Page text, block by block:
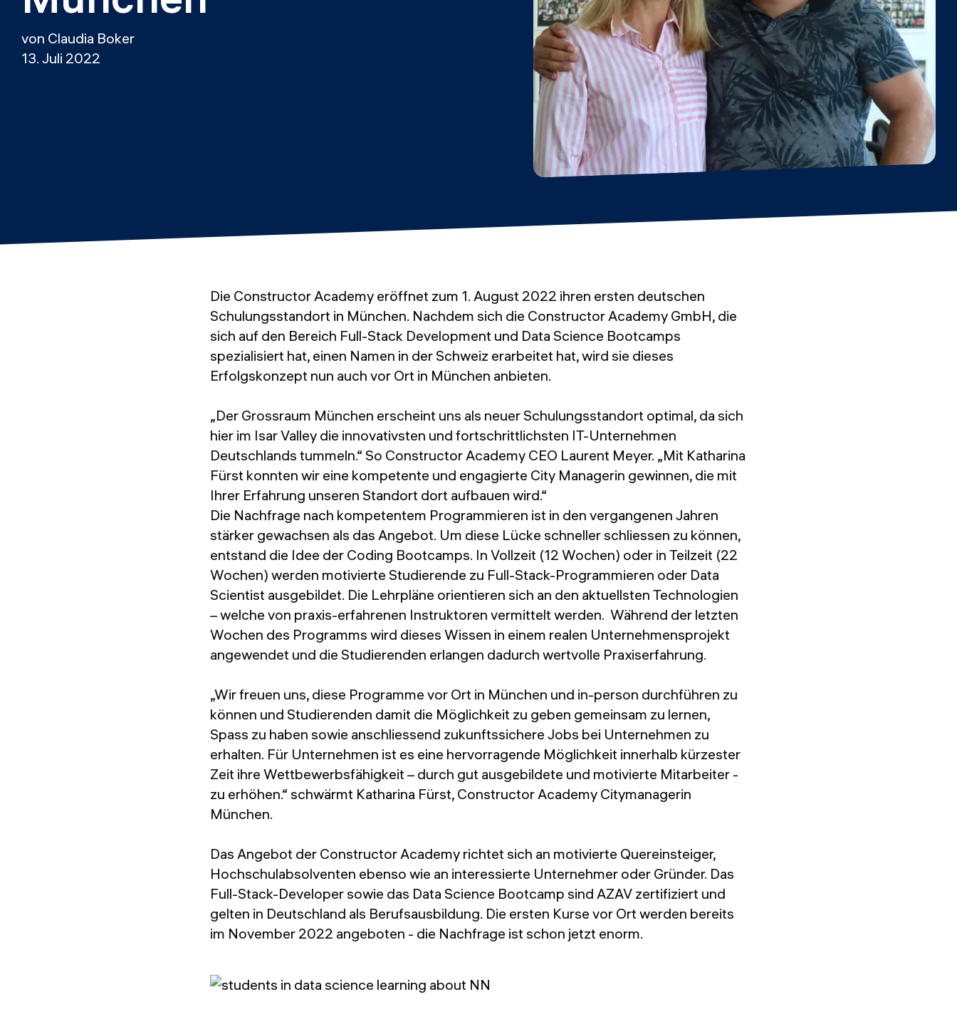
von Claudia Boker
13. Juli 2022
Die Constructor Academy eröffnet zum 1. August 2022 ihren ersten deutschen
Schulungsstandort in München. Nachdem sich die Constructor Academy GmbH, die
sich auf den Bereich Full-Stack Development und Data Science Bootcamps
spezialisiert hat, einen Namen in der Schweiz erarbeitet hat, wird sie dieses
Erfolgskonzept nun auch vor Ort in München anbieten.
„Der Grossraum München erscheint uns als neuer Schulungsstandort optimal, da sich
hier im Isar Valley die innovativsten und fortschrittlichsten IT-Unternehmen
Deutschlands tummeln.“ So Constructor Academy CEO Laurent Meyer. „Mit Katharina
Fürst konnten wir eine kompetente und engagierte City Managerin gewinnen, die mit
Ihrer Erfahrung unseren Standort dort aufbauen wird.“
Die Nachfrage nach kompetentem Programmieren ist in den vergangenen Jahren
stärker gewachsen als das Angebot. Um diese Lücke schneller schliessen zu können,
entstand die Idee der Coding Bootcamps. In Vollzeit (12 Wochen) oder in Teilzeit (22
Wochen) werden motivierte Studierende zu Full-Stack-Programmieren oder Data
Scientist ausgebildet. Die Lehrpläne orientieren sich an den aktuellsten Technologien
– welche von praxis-erfahrenen Instruktoren vermittelt werden. Während der letzten
Wochen des Programms wird dieses Wissen in einem realen Unternehmensprojekt
angewendet und die Studierenden erlangen dadurch wertvolle Praxiserfahrung.
„Wir freuen uns, diese Programme vor Ort in München und in-person durchführen zu
können und Studierenden damit die Möglichkeit zu geben gemeinsam zu lernen,
Spass zu haben sowie anschliessend zukunftssichere Jobs bei Unternehmen zu
erhalten. Für Unternehmen ist es eine hervorragende Möglichkeit innerhalb kürzester
Zeit ihre Wettbewerbsfähigkeit – durch gut ausgebildete und motivierte Mitarbeiter -
zu erhöhen.“ schwärmt Katharina Fürst, Constructor Academy Citymanagerin
München.
Das Angebot der Constructor Academy richtet sich an motivierte Quereinsteiger,
Hochschulabsolventen ebenso wie an interessierte Unternehmer oder Gründer. Das
Full-Stack-Developer sowie das Data Science Bootcamp sind AZAV zertifiziert und
gelten in Deutschland als Berufsausbildung. Die ersten Kurse vor Ort werden bereits
im November 2022 angeboten - die Nachfrage ist schon jetzt enorm.